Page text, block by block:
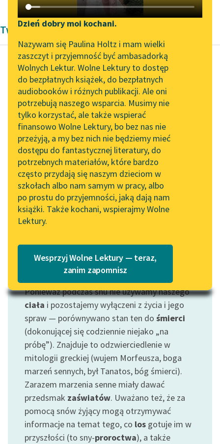
Katalog DAISY
Podkasty o książkach
Zgłoś brak utworu
Aktualności
Zapraszamy na spotkanie
online z tłumaczkami
literatury skandynawskiej
Spotkanie z Katarzyną
Tunkiel w Oslo
Wolne Lektury na 32.
Pol’and’Rock Festivalu
„Kochanek Lady
Chatterley” do słuchania
na Wolnych Lekturach
Nowy audiobook –
„Marzenie o Oriencie”
Lektury szkolne i klasyka
literatury do słuchania dla
uczennic i uczniów z
niepełnosprawnościami
E-kolekcja lektur
szkolnych i literatury do
słuchania dla uczennic i
uczniów z
niepełnosprawnościami
Feministyczne inspiracje.
Popularyzacja
skandynawskiej literatury
Narzędzia
Mapa Wolnych Lektur
Leśmianator
Przewodnik dla piszących i
czytających
API
OAI-PMH
Widget Wolnych Lektur
Przypisy
Katalog w formacie PDF
Dzień dobry moi kochani.
Nazywam się Paulina Holtz i mam wielki
zaszczyt i przyjemność być ambasadorką
Wolnych Lektur. Wolne Lektury to dostęp
do bezpłatnych książek, do bezpłatnych
audiobooków i różnych publikacji. Ale oni
potrzebują naszego wsparcia. Musimy nie
tylko korzystać, ale także wspierać
finansowo Wolne Lektury, bo bez nas nie
przeżyją, a my bez nich nie będziemy mieć
dostępu do fantastycznej literatury, do
potrzebnych materiałów, które bardzo
często przydają się naszym dzieciom w
szkołach albo nam samym w pracy, albo
po prostu do przyjemności, jaką dają nam
książki. Także kochani, wspierajmy Wolne
Lektury.
Wesprzyj Wolne Lektury — teraz,
zanim zapomnisz
Twórczość Modernizm Alfred Jarry
Alfred Jarry
Ubu Król czyli
Polacy
Ha! Panie dragonie
rosyjski, uważaj pan,
nie strzelaj pan tutaj,
tu są ludzie. Och,
idzie...
Czytaj więcej
Motyw: Sen
Ponieważ podczas snu nie używamy naszego
ciała i pozostajemy wyłączeni z życia i jego
spraw — porównywano stan ten do śmierci
(dokonującej się codziennie niejako „na
próbę”). Znajduje to odzwierciedlenie w
mitologii greckiej (wujem Morfeusza, boga
marzeń sennych, był Tanatos, bóg śmierci).
Zarazem marzenia senne miały dawać
przedsmak zaświatów. Uważano też, że za
pomocą snów żyjący mogą otrzymywać
informacje na temat tego, co los gotuje im w
przyszłości (to sny-proroctwa), a także